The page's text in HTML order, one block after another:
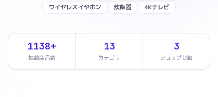
ワイヤレスイヤホン
炊飯器 4Kテレビ
1138+
掲載商品数
13
カテゴリ
3
ショップ比較